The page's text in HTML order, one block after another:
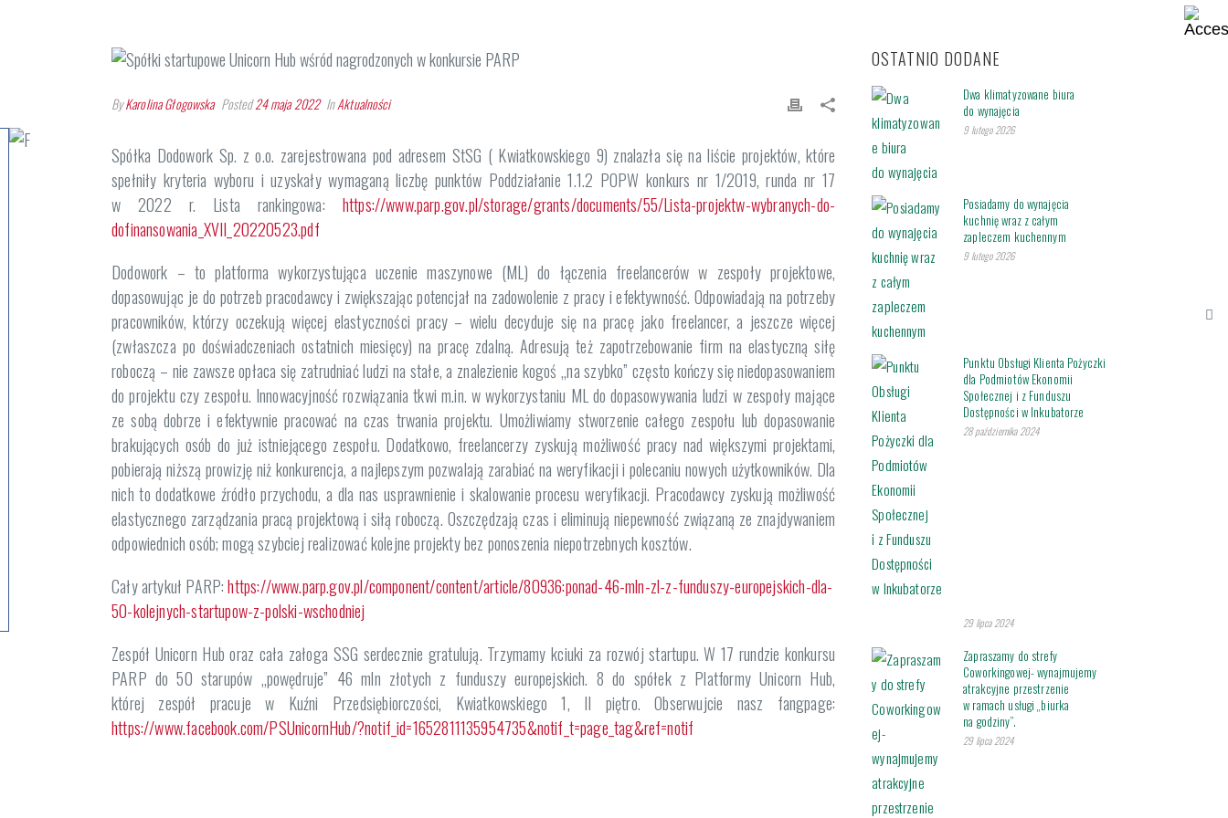
ByKarolina Głogowska Posted24 maja 2022 InAktualności
Spółka Dodowork Sp. z o.o. zarejestrowana pod adresem StSG ( Kwiatkowskiego 9) znalazła się na liście projektów, które
spełniły kryteria wyboru i uzyskały wymaganą liczbę punktów Poddziałanie 1.1.2 POPW konkurs nr 1/2019, runda nr 17
w 2022 r. Lista rankingowa: https://www.parp.gov.pl/storage/grants/documents/55/Lista-projektw-wybranych-do-
dofinansowania_XVII_20220523.pdf
Dodowork – to platforma wykorzystująca uczenie maszynowe (ML) do łączenia freelancerów w zespoły projektowe,
dopasowując je do potrzeb pracodawcy i zwiększając potencjał na zadowolenie z pracy i efektywność. Odpowiadają na potrzeby
pracowników, którzy oczekują więcej elastyczności pracy – wielu decyduje się na pracę jako freelancer, a jeszcze więcej
(zwłaszcza po doświadczeniach ostatnich miesięcy) na pracę zdalną. Adresują też zapotrzebowanie firm na elastyczną siłę
roboczą – nie zawsze opłaca się zatrudniać ludzi na stałe, a znalezienie kogoś „na szybko” często kończy się niedopasowaniem
do projektu czy zespołu. Innowacyjność rozwiązania tkwi m.in. w wykorzystaniu ML do dopasowywania ludzi w zespoły mające
ze sobą dobrze i efektywnie pracować na czas trwania projektu. Umożliwiamy stworzenie całego zespołu lub dopasowanie
brakujących osób do już istniejącego zespołu. Dodatkowo, freelancerzy zyskują możliwość pracy nad większymi projektami,
pobierają niższą prowizję niż konkurencja, a najlepszym pozwalają zarabiać na weryfikacji i polecaniu nowych użytkowników. Dla
nich to dodatkowe źródło przychodu, a dla nas usprawnienie i skalowanie procesu weryfikacji. Pracodawcy zyskują możliwość
elastycznego zarządzania pracą projektową i siłą roboczą. Oszczędzają czas i eliminują niepewność związaną ze znajdywaniem
odpowiednich osób; mogą szybciej realizować kolejne projekty bez ponoszenia niepotrzebnych kosztów.
Cały artykuł PARP:https://www.parp.gov.pl/component/content/article/80936:ponad-46-mln-zl-z-funduszy-europejskich-dla-
50-kolejnych-startupow-z-polski-wschodniej
Zespół Unicorn Hub oraz cała załoga SSG serdecznie gratulują. Trzymamy kciuki za rozwój startupu. W 17 rundzie konkursu
PARP do 50 starupów „powędruje” 46 mln złotych z funduszy europejskich. 8 do spółek z Platformy Unicorn Hub,
której zespół pracuje w Kuźni Przedsiębiorczości, Kwiatkowskiego 1, II piętro. Obserwujcie nasz fangpage:
https://www.facebook.com/PSUnicornHub/?notif_id=1652811135954735&notif_t=page_tag&ref=notif
OSTATNIO DODANE
Dwa klimatyzowane biura
do wynajęcia
9 lutego 2026
Posiadamy do wynajęcia
kuchnię wraz z całym
zapleczem kuchennym
9 lutego 2026
Punktu Obsługi Klienta Pożyczki
dla Podmiotów Ekonomii
Społecznej i z Funduszu
Dostępności w Inkubatorze
28 października 2024
29 lipca 2024
Zapraszamy do strefy
Coworkingowej- wynajmujemy
atrakcyjne przestrzenie
w ramach usługi „biurka
na godziny”.
29 lipca 2024